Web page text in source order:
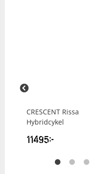
CRESCENT Rissa
Hybridcykel
11495kr